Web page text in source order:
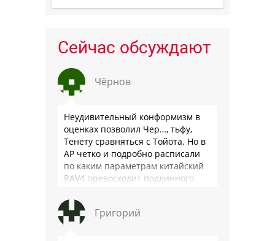
Сейчас обсуждают
Чёрнов
Неудивительный конформизм в
оценках позволил Чер…, тьфу,
Тенету сравняться с Тойота. Но в
АР четко и подробно расписали
по каким параметрам китайский
RAV4 превосходит подлинного
подвеска едет ровно и приятно …
Григорий